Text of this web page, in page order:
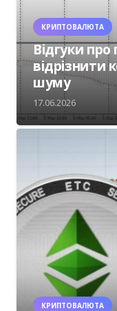
КРИПТОВАЛЮТА
Відгуки
відрізнити
шуму
17.06.2026
КРИПТОВАЛЮТА